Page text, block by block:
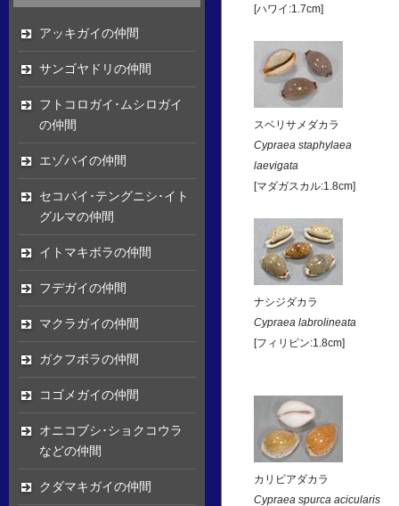
[ハワイ:1.7cm]
スベリサメダカラ
Cypraea staphylaea
laevigata
[マダガスカル:1.8cm]
ナシジダカラ
Cypraea labrolineata
[フィリピン:1.8cm]
カリビアダカラ
Cypraea spurca acicularis
アッキガイの仲間
サンゴヤドリの仲間
フトコロガイ･ムシロガイ
の仲間
エゾバイの仲間
セコバイ･テングニシ･イト
グルマの仲間
イトマキボラの仲間
フデガイの仲間
マクラガイの仲間
ガクフボラの仲間
コゴメガイの仲間
オニコブシ･ショクコウラ
などの仲間
クダマキガイの仲間